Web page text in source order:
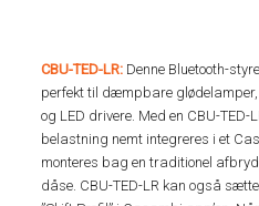
CBU-TED-LR: Denne Bluetooth-
perfekt til dæmpbare
og LED drivere. Med en CBU-
belastning nemt integreres i et
monteres bag en traditionel
dåse. CBU-TED-LR kan også